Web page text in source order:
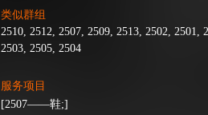
类似群组
2510, 2512, 2507, 2509, 2513, 2502, 2501,
2503, 2505, 2504
服务项目
[2507——鞋;]